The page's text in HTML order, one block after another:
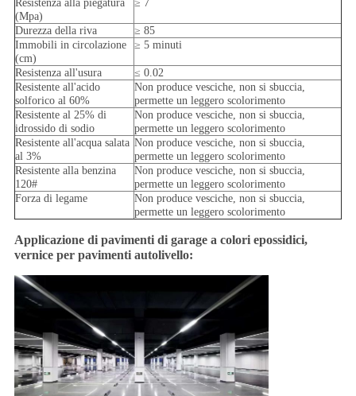
Resistenza alla piegatura
(Mpa)
≥ 7
Durezza della riva
≥ 85
Immobili in circolazione
(cm)
≥ 5 minuti
Resistenza all'usura
≤ 0.02
Resistente all'acido
solforico al 60%
Non produce vesciche, non si sbuccia,
permette un leggero scolorimento
Resistente al 25% di
idrossido di sodio
Non produce vesciche, non si sbuccia,
permette un leggero scolorimento
Resistente all'acqua salata
al 3%
Non produce vesciche, non si sbuccia,
permette un leggero scolorimento
Resistente alla benzina
120#
Non produce vesciche, non si sbuccia,
permette un leggero scolorimento
Forza di legame
Non produce vesciche, non si sbuccia,
permette un leggero scolorimento
Applicazione di pavimenti di garage a colori epossidici,
vernice per pavimenti autolivello: